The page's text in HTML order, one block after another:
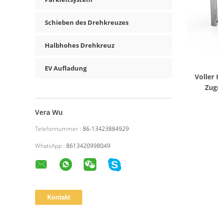
Schieben des Drehkreuzes
Halbhohes Drehkreuz
EV Aufladung
Vera Wu
Telefonnummer : 86-13423884929
WhatsApp : 8613420998049
Voller